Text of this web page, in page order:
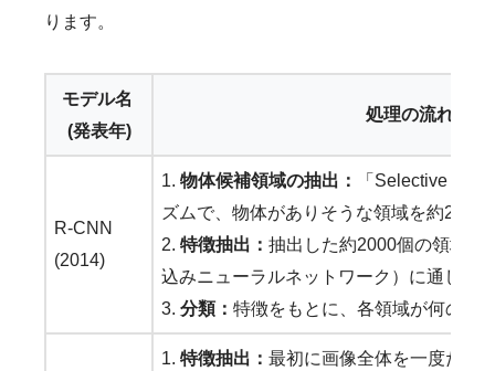
ります。
モデル名
(発表年)
処理の流れ
R-CNN
(2014)
1. 物体候補領域の抽出：
「Selective
ズムで、物体がありそうな領域を約2000
2. 特徴抽出： 抽出した約2000個の領域そ
込みニューラルネットワーク）に通して
3. 分類： 特徴をもとに、各領域が何の物
1. 特徴抽出： 最初に画像全体を一度だけ